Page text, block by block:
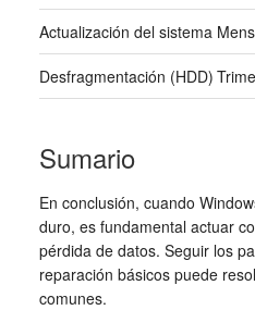
Actualización del sistema
Desfragmentación (HDD)
Sumario
En conclusión, cuando
duro, es fundamental actuar
pérdida de datos. Seguir los
reparación básicos puede
comunes.